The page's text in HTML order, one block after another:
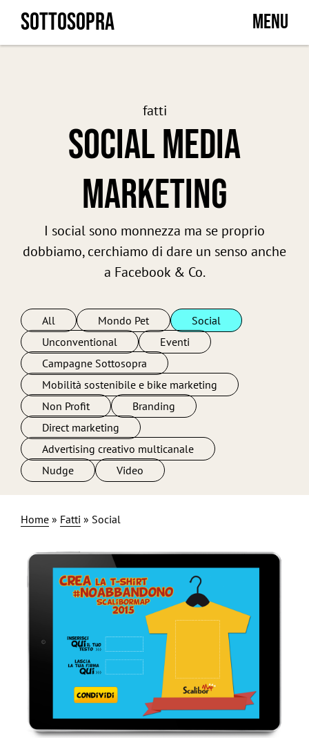
Skip
content
SOTTOSOPRA MENU
fatti
SOCIAL MEDIA
MARKETING
I social sono monnezza ma se proprio
dobbiamo, cerchiamo di dare un senso anche
a Facebook & Co.
All Mondo Pet
Social
Unconventional
Eventi
Campagne Sottosopra
Mobilità sostenibile e bike marketing
Non Profit
Branding
Direct marketing
Advertising creativo multicanale
Nudge
Video
Home » Fatti » Social
Facebook app
#noabbandono